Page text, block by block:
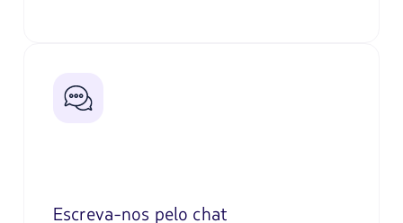
Escreva-nos pelo chat